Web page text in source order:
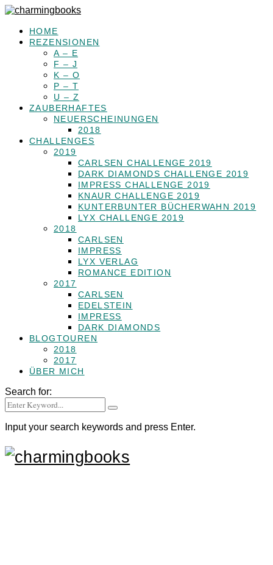
HOME
REZENSIONEN
A – E
F – J
K – O
P – T
U – Z
ZAUBERHAFTES
NEUERSCHEINUNGEN
2018
CHALLENGES
2019
CARLSEN CHALLENGE 2019
DARK DIAMONDS CHALLENGE 2019
IMPRESS CHALLENGE 2019
KNAUR CHALLENGE 2019
KUNTERBUNTER BÜCHERWAHN 2019
LYX CHALLENGE 2019
2018
CARLSEN
IMPRESS
LYX VERLAG
ROMANCE EDITION
2017
CARLSEN
EDELSTEIN
IMPRESS
DARK DIAMONDS
BLOGTOUREN
2018
2017
ÜBER MICH
Search for:
Input your search keywords and press Enter.